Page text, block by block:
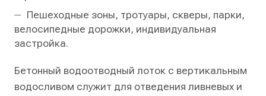
Пешеходные зоны, тротуары, скверы, парки,
велосипедные дорожки, индивидуальная
застройка.
Бетонный водоотводный лоток с вертикальным
водосливом служит для отведения ливневых и